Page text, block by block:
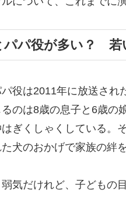
パパ役が多い？ 若
役は2011年に放送され
るのは8歳の息子と6歳の
ぎくしゃくしている。
犬のおかげで家族の絆
気だけれど、子どもの